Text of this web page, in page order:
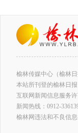
榆林传媒中心（榆林日
本站所刊登的榆林日
互联网新闻信息服务
新闻热线：0912-
榆林网违法和不良信